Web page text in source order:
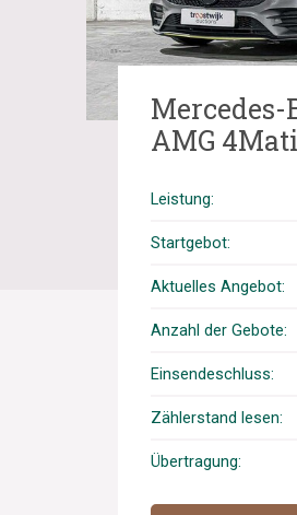
Mercedes-
AMG
1 224PS
Klasse, P-
Leistung:
Startgebot:
Aktuelles Angebot:
Anzahl der Gebote:
Einsendeschluss:
Zählerstand lesen:
Übertragung: